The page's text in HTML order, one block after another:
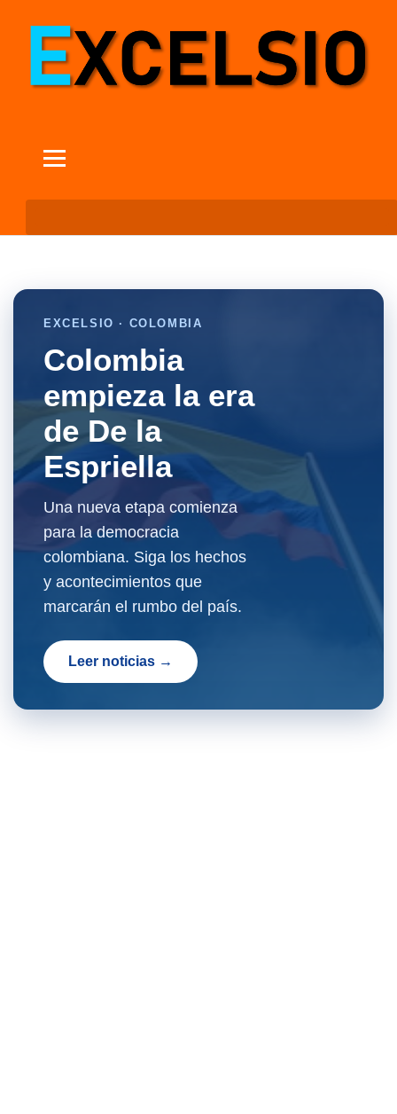
EXCELSIO · COLOMBIA
Colombia
empieza la era
de De la
Espriella
Una nueva etapa comienza
para la democracia
colombiana. Siga los hechos
y acontecimientos que
marcarán el rumbo del país.
Leer noticias →